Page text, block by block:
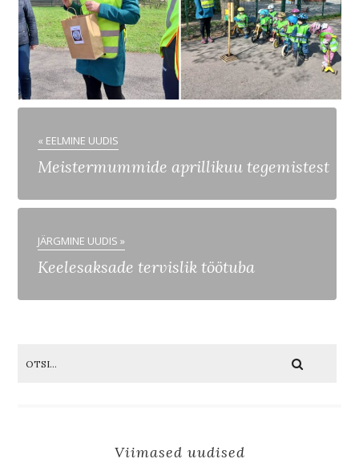
« EELMINE UUDIS
Meistermummide aprillikuu tegemistest
JÄRGMINE UUDIS »
Keelesaksade tervislik töötuba
Viimased uudised